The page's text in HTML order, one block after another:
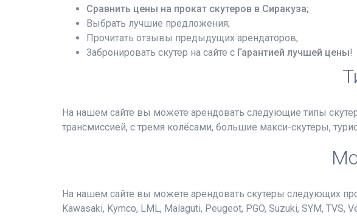
Сравнить цены на прокат скутеров в Сиракуза;
Выбрать лучшие предложения;
Прочитать отзывы предыдущих арендаторов;
Забронировать скутер на сайте с Гарантией лучшей цены!
На нашем сайте вы можете арендовать следующие типы
трансмиссией, с тремя колёсами, большие макси-скутеры,
На нашем сайте вы можете арендовать скутеры следующих
Kawasaki, Kymco, LML, Malaguti, Peugeot, PGO, Suzuki, SYM, TVS,